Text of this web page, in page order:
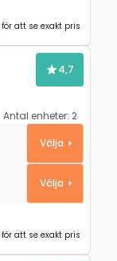
för att se exakt pris
4,7
Antal enheter: 2
Välja
Välja
för att se exakt pris